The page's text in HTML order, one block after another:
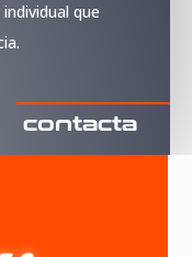
que
contacta